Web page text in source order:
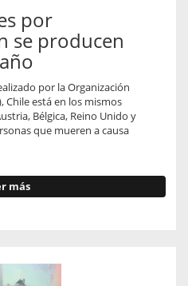
por
se producen
por la Organización
Chile está en los mismos
Bélgica, Reino Unido y
que mueren a causa
más